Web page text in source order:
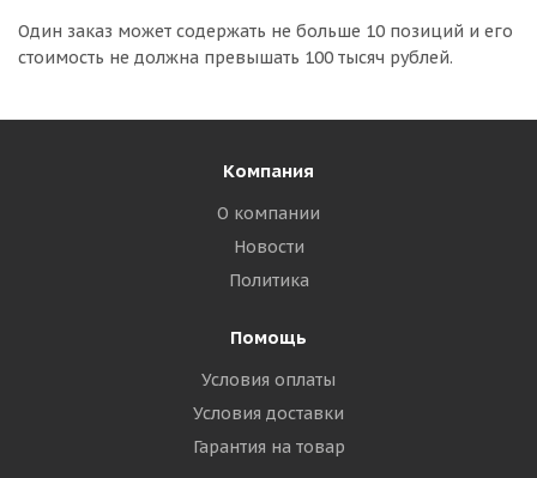
Один заказ может содержать не больше 10 позиций и его
стоимость не должна превышать 100 тысяч рублей.
Компания
О компании
Новости
Политика
Помощь
Условия оплаты
Условия доставки
Гарантия на товар